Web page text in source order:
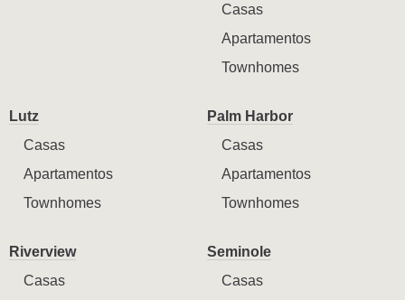
Casas
Apartamentos
Townhomes
Lutz
Casas
Apartamentos
Townhomes
Palm Harbor
Casas
Apartamentos
Townhomes
Riverview
Casas
Seminole
Casas